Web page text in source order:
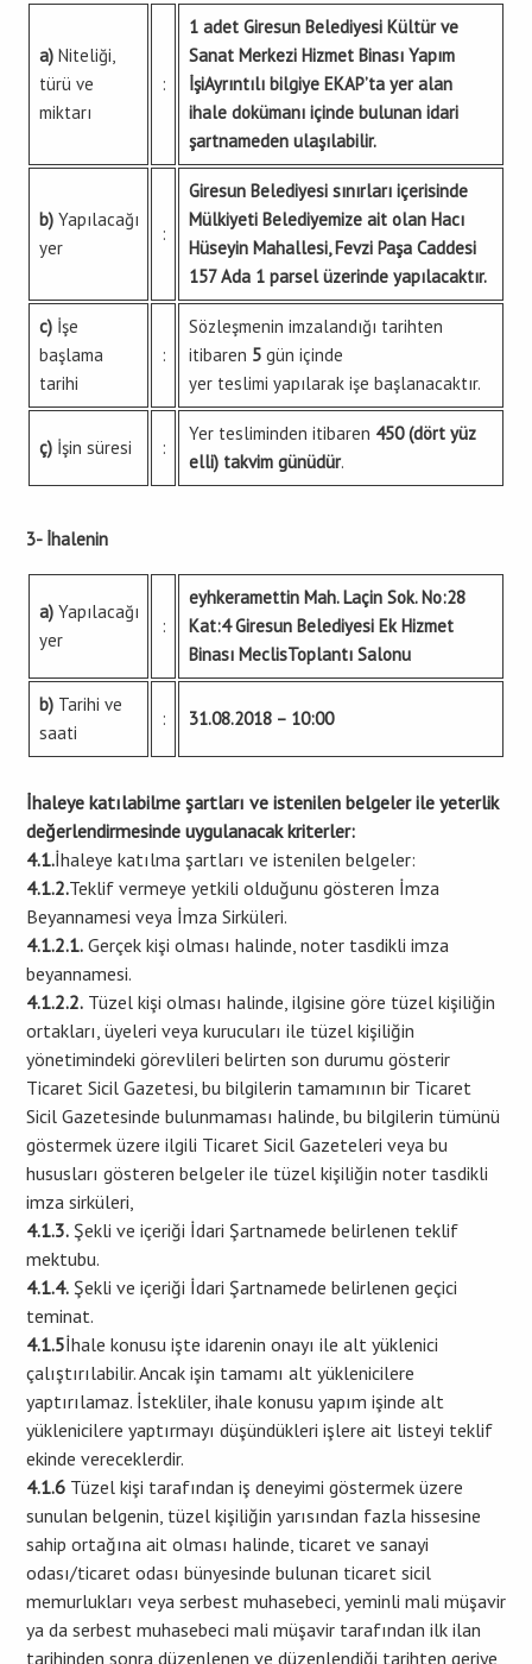
a)Niteliği,
türü ve
miktarı
:
1 adet Giresun Belediyesi Kültür ve
Sanat Merkezi Hizmet Binası Yapım
İşiAyrıntılı bilgiye EKAP’ta yer alan
ihale dokümanı içinde bulunan idari
şartnameden ulaşılabilir.
b)Yapılacağı
yer
:
Giresun Belediyesi sınırları içerisinde
Mülkiyeti Belediyemize ait olan Hacı
Hüseyin Mahallesi, Fevzi Paşa Caddesi
157 Ada 1 parsel üzerinde yapılacaktır.
c)İşe
başlama
tarihi
:
Sözleşmenin imzalandığı tarihten
itibaren 5gün içinde
yer teslimi yapılarak işe başlanacaktır.
ç)İşin süresi :
Yer tesliminden itibaren 450 (dört yüz
elli) takvim günüdür.
3- İhalenin
a)Yapılacağı
yer
:
eyhkeramettin Mah. Laçin Sok. No:28
Kat:4 Giresun Belediyesi Ek Hizmet
Binası MeclisToplantı Salonu
b)Tarihi ve
saati
: 31.08.2018 – 10:00
İhaleye katılabilme şartları ve istenilen belgeler ile yeterlik
değerlendirmesinde uygulanacak kriterler:
4.1.İhaleye katılma şartları ve istenilen belgeler:
4.1.2.Teklif vermeye yetkili olduğunu gösteren İmza
Beyannamesi veya İmza Sirküleri.
4.1.2.1. Gerçek kişi olması halinde, noter tasdikli imza
beyannamesi.
4.1.2.2. Tüzel kişi olması halinde, ilgisine göre tüzel kişiliğin
ortakları, üyeleri veya kurucuları ile tüzel kişiliğin
yönetimindeki görevlileri belirten son durumu gösterir
Ticaret Sicil Gazetesi, bu bilgilerin tamamının bir Ticaret
Sicil Gazetesinde bulunmaması halinde, bu bilgilerin tümünü
göstermek üzere ilgili Ticaret Sicil Gazeteleri veya bu
hususları gösteren belgeler ile tüzel kişiliğin noter tasdikli
imza sirküleri,
4.1.3. Şekli ve içeriği İdari Şartnamede belirlenen teklif
mektubu.
4.1.4. Şekli ve içeriği İdari Şartnamede belirlenen geçici
teminat.
4.1.5İhale konusu işte idarenin onayı ile alt yüklenici
çalıştırılabilir. Ancak işin tamamı alt yüklenicilere
yaptırılamaz. İstekliler, ihale konusu yapım işinde alt
yüklenicilere yaptırmayı düşündükleri işlere ait listeyi teklif
ekinde vereceklerdir.
4.1.6 Tüzel kişi tarafından iş deneyimi göstermek üzere
sunulan belgenin, tüzel kişiliğin yarısından fazla hissesine
sahip ortağına ait olması halinde, ticaret ve sanayi
odası/ticaret odası bünyesinde bulunan ticaret sicil
memurlukları veya serbest muhasebeci, yeminli mali müşavir
ya da serbest muhasebeci mali müşavir tarafından ilk ilan
tarihinden sonra düzenlenen ve düzenlendiği tarihten geriye